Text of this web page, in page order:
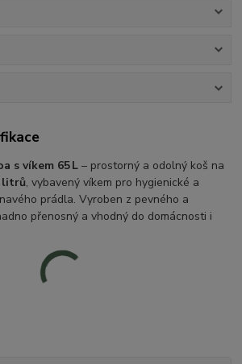
s víkem 65 L – prostorný a odolný koš na
litrů, vybavený víkem pro hygienické a
prádla. Vyroben z pevného a
přenosný a vhodný do domácnosti i